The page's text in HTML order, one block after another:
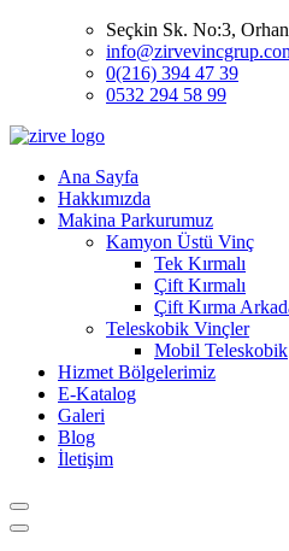
Seçkin Sk. No:3,
0(216) 394 47 39
0532 294 58 99
Ana Sayfa
Hakkımızda
Makina Parkurumuz
Kamyon Üstü Vinç
Tek Kırmalı
Çift Kırmalı
Çift Kırma
Teleskobik Vinçler
Mobil Teleskobik
Hizmet Bölgelerimiz
E-Katalog
Galeri
Blog
İletişim